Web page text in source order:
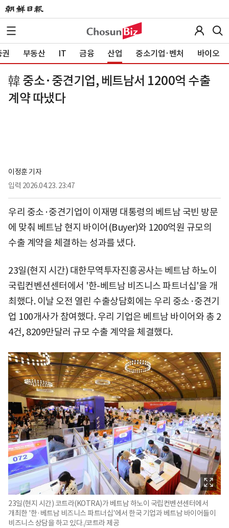
부동산 IT 금융 산업 중소기업·벤처 바이오
韓 중소·중견기업, 베트남서 1200억 수출
계약 따냈다
이정훈 기자
입력 2026.04.23. 23:47
우리 중소·중견기업이 이재명 대통령의 베트남 국빈 방문
에 맞춰 베트남 현지 바이어(Buyer)와 1200억원 규모의
수출 계약을 체결하는 성과를 냈다.
23일(현지 시간) 대한무역투자진흥공사는 베트남 하노이
국립컨벤션센터에서 '한-베트남 비즈니스 파트너십'을 개
최했다. 이날 오전 열린 수출상담회에는 우리 중소·중견기
업 100개사가 참여했다. 우리 기업은 베트남 바이어와 총 2
4건, 8209만달러 규모 수출 계약을 체결했다.
23일(현지 시간) 코트라(KOTRA)가 베트남 하노이 국립컨벤션센터에서
개최한 '한·베트남 비즈니스 파트너십'에서 한국 기업과 베트남 바이어들이
비즈니스 상담을 하고 있다./코트라 제공